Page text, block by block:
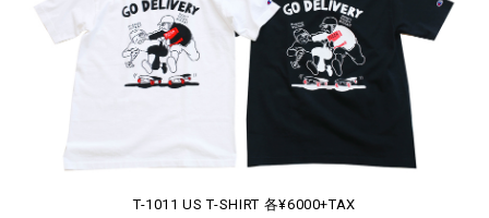
T-1011 US T-SHIRT 各¥6000+TAX